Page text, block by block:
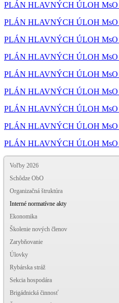
PLÁN HLAVNÝCH ÚLOH
PLÁN HLAVNÝCH ÚLOH
PLÁN HLAVNÝCH ÚLOH
PLÁN HLAVNÝCH ÚLOH
PLÁN HLAVNÝCH ÚLOH
PLÁN HLAVNÝCH ÚLOH MsO
PLÁN HLAVNÝCH ÚLOH
PLÁN HLAVNÝCH ÚLOH
PLÁN HLAVNÝCH ÚLOH
Voľby 2026
Schôdze ObO
Organizačná štruktúra
Interné normatívne akty
Ekonomika
Školenie nových členov
Zarybňovanie
Úlovky
Rybárska stráž
Sekcia hospodára
Brigádnická činnosť